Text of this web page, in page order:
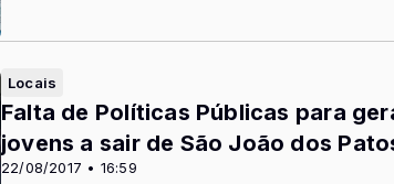
Locais
22/08/2017 • 16:59
Falta de Políticas Públicas para
jovens a sair de São João dos